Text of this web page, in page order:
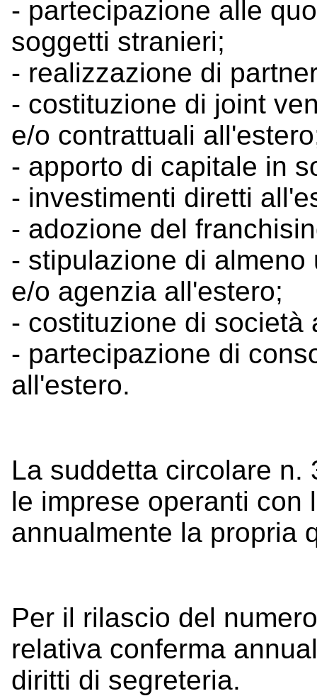
- partecipazione alle
soggetti stranieri;
- realizzazione di
- costituzione di joint
e/o contrattuali
- apporto di capitale in
- investimenti diretti
- adozione del
- stipulazione di
e/o agenzia all'estero;
- costituzione di società
- partecipazione di
all'estero.
La suddetta circolare n.
le imprese operanti con
annualmente la propria
Per il rilascio del
relativa conferma
diritti di segreteria.